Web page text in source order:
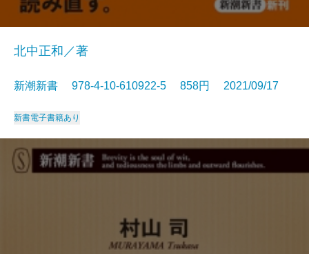
北中正和／著
新潮新書 978-4-10-610922-5 858円 2021/09/17
新書電子書籍あり